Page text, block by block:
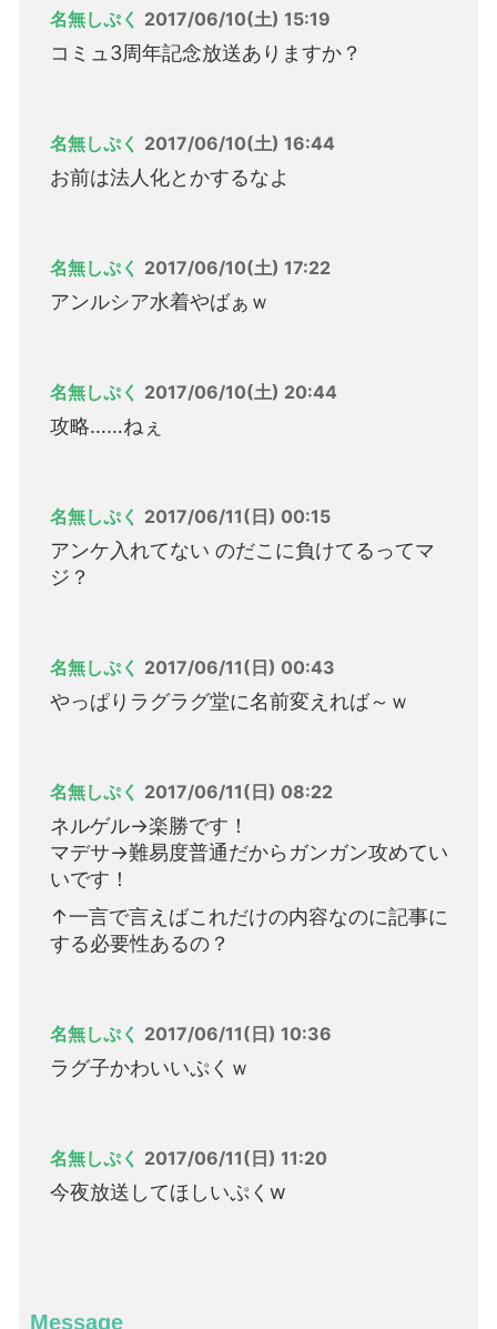
名無しぷく 2017/06/10(土) 15:19
コミュ3周年記念放送ありますか？
名無しぷく 2017/06/10(土) 16:44
お前は法人化とかするなよ
名無しぷく 2017/06/10(土) 17:22
アンルシア水着やばぁｗ
名無しぷく 2017/06/10(土) 20:44
攻略……ねぇ
名無しぷく 2017/06/11(日) 00:15
アンケ入れてない のだこに負けてるってマ
ジ？
名無しぷく 2017/06/11(日) 00:43
やっぱりラグラグ堂に名前変えれば～ｗ
名無しぷく 2017/06/11(日) 08:22
ネルゲル→楽勝です！
マデサ→難易度普通だからガンガン攻めてい
いです！
↑一言で言えばこれだけの内容なのに記事に
する必要性あるの？
名無しぷく 2017/06/11(日) 10:36
ラグ子かわいいぷくｗ
名無しぷく 2017/06/11(日) 11:20
今夜放送してほしいぷくw
Message